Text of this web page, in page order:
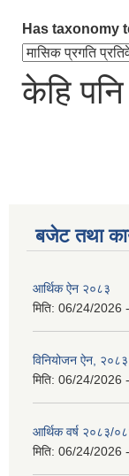
Has taxonomy
केहि
बजेट तथा
आर्थिक ऐन २०८३
मिति: 06/24/2026
विनियोजन ऐन, २०८३
मिति: 06/24/2026
आर्थिक वर्ष २०८३/
मिति: 06/24/2026